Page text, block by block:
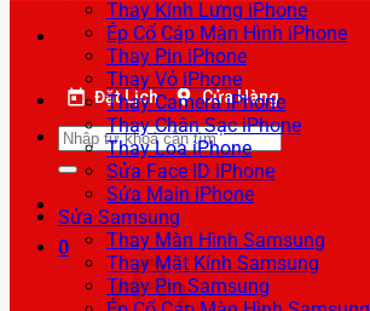
Đặt Lịch Cửa Hàng
Tìm
kiếm:
0
Thay Kính Lưng iPhone
Ép Cổ Cáp Màn Hình iPhone
Thay Pin iPhone
Thay Vỏ iPhone
Thay Camera iPhone
Thay Chân Sạc iPhone
Thay Loa iPhone
Sửa Face ID iPhone
Sửa Main iPhone
Sửa Samsung
Thay Màn Hình Samsung
Thay Mặt Kính Samsung
Thay Pin Samsung